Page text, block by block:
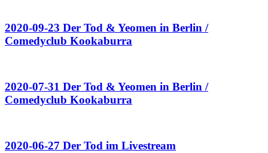
2020-09-23 Der Tod & Yeomen in Berlin /
Comedyclub Kookaburra
2020-07-31 Der Tod & Yeomen in Berlin /
Comedyclub Kookaburra
2020-06-27 Der Tod im Livestream